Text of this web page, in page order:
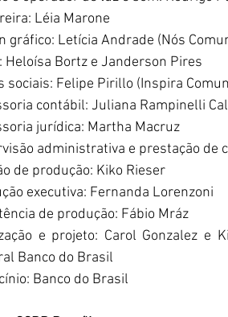
Léia Marone
gráfico: Letícia Andrade (Nós
Heloísa Bortz e Janderson Pires
sociais: Felipe Pirillo (Inspira
contábil: Juliana Rampinelli
jurídica: Martha Macruz
administrativa e prestação de
de produção: Kiko Rieser
executiva: Fernanda Lorenzoni
de produção: Fábio Mráz
e projeto: Carol Gonzalez e
Banco do Brasil
Banco do Brasil